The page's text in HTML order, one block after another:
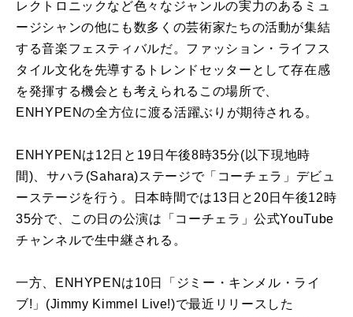
レクトロニックなど色々なジャンルの実力のあるミュ
ージシャンの他にも数多くの芸術家たちの活動が集結
する音楽フェスティバルだ。ファッション・ライフス
タイル文化を先導するトレンドセッターとして存在感
を発揮する機会とも考えられるこの場所で、
ENHYPENの全方位に渡る活躍ぶりが期待される。
ENHYPENは12日と19日午後8時35分(以下現地時
間)、サハラ(Sahara)ステージで「コーチェラ」デビュ
ーステージを行う。日本時間では13日と20日午後12時
35分で、この日の公演は「コーチェラ」公式YouTube
チャンネルで生中継される。
一方、ENHYPENは10日「ジミー・キンメル・ライ
ブ!」(Jimmy Kimmel Live!)で最近リリースした